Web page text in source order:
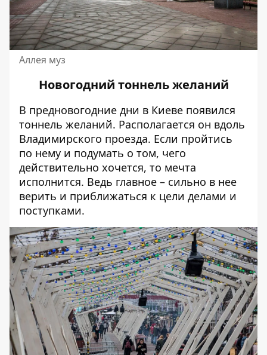
Аллея муз
Новогодний тоннель желаний
В предновогодние дни в Киеве появился
тоннель желаний. Располагается он вдоль
Владимирского проезда. Если пройтись
по нему и подумать о том, чего
действительно хочется, то мечта
исполнится. Ведь главное – сильно в нее
верить и приближаться к цели делами и
поступками.